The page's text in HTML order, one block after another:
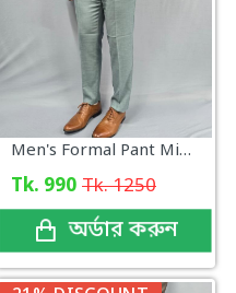
Men's Formal Pant Mint Green New
Tk. 990 Tk. 1250
অর্ডার করুন